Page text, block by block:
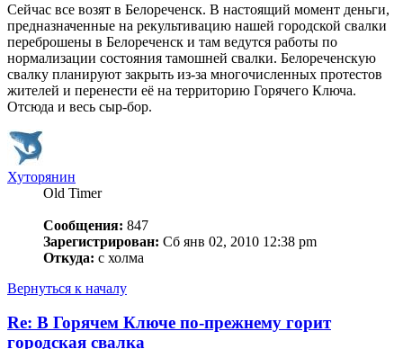
Сейчас все возят в Белореченск. В настоящий момент деньги,
предназначенные на рекультивацию нашей городской свалки
переброшены в Белореченск и там ведутся работы по
нормализации состояния тамошней свалки. Белореченскую
свалку планируют закрыть из-за многочисленных протестов
жителей и перенести её на территорию Горячего Ключа.
Отсюда и весь сыр-бор.
Хуторянин
Old Timer
Сообщения: 847
Зарегистрирован: Сб янв 02, 2010 12:38 pm
Откуда: с холма
Вернуться к началу
Re: В Горячем Ключе по-прежнему горит
городская свалка